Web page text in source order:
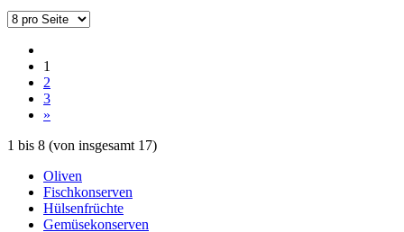
1
2
3
»
1 bis 8 (von insgesamt 17)
Oliven
Fischkonserven
Hülsenfrüchte
Gemüsekonserven